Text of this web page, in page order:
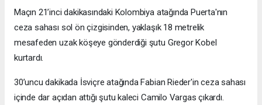
Maçın 21’inci dakikasındaki Kolombiya atağında Puerta'nın
ceza sahası sol ön çizgisinden, yaklaşık 18 metrelik
mesafeden uzak köşeye gönderdiği şutu Gregor Kobel
kurtardı.
30’uncu dakikada İsviçre atağında Fabian Rieder'in ceza sahası
içinde dar açıdan attığı şutu kaleci Camilo Vargas çıkardı.